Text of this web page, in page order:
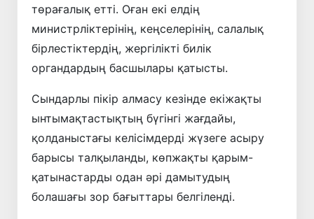
төрағалық етті. Оған екі елдің
министрліктерінің, кеңселерінің, салалық
бірлестіктердің, жергілікті билік
органдардың басшылары қатысты.
Сындарлы пікір алмасу кезінде екіжақты
ынтымақтастықтың бүгінгі жағдайы,
қолданыстағы келісімдерді жүзеге асыру
барысы талқыланды, көпжақты қарым-
қатынастарды одан әрі дамытудың
болашағы зор бағыттары белгіленді.